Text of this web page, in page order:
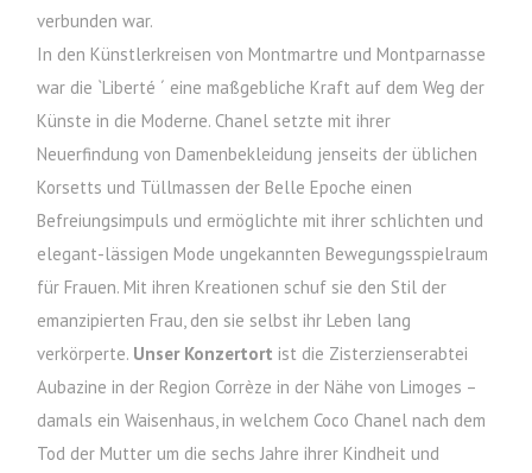
verbunden war.
In den Künstlerkreisen von Montmartre und Montparnasse
war die `Liberté ´ eine maßgebliche Kraft auf dem Weg der
Künste in die Moderne. Chanel setzte mit ihrer
Neuerfindung von Damenbekleidung jenseits der üblichen
Korsetts und Tüllmassen der Belle Epoche einen
Befreiungsimpuls und ermöglichte mit ihrer schlichten und
elegant-lässigen Mode ungekannten Bewegungsspielraum
für Frauen. Mit ihren Kreationen schuf sie den Stil der
emanzipierten Frau, den sie selbst ihr Leben lang
verkörperte. Unser Konzertort ist die Zisterzienserabtei
Aubazine in der Region Corrèze in der Nähe von Limoges –
damals ein Waisenhaus, in welchem Coco Chanel nach dem
Tod der Mutter um die sechs Jahre ihrer Kindheit und